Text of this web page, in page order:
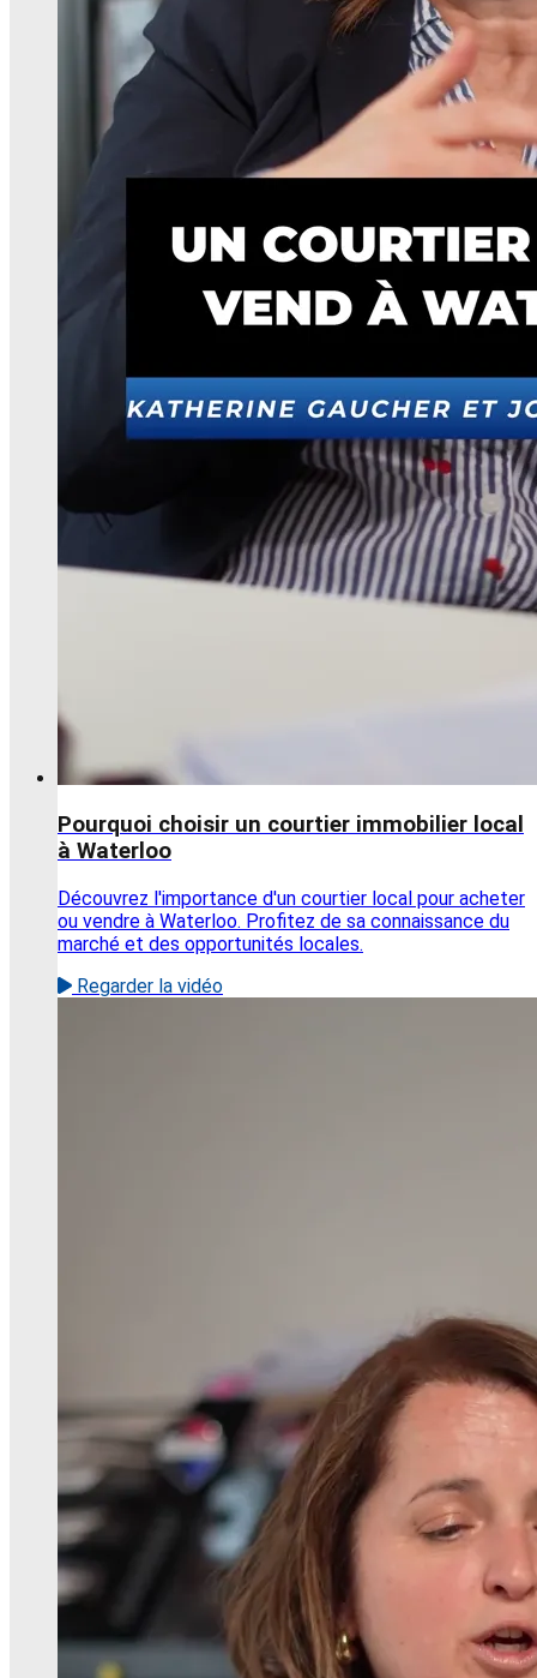
Pourquoi choisir un courtier immobilier local
à Waterloo
Découvrez l'importance d'un courtier local pour acheter
ou vendre à Waterloo. Profitez de sa connaissance du
marché et des opportunités locales.
Regarder la vidéo